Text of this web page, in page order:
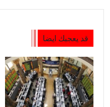
قد يعجبك ايضا